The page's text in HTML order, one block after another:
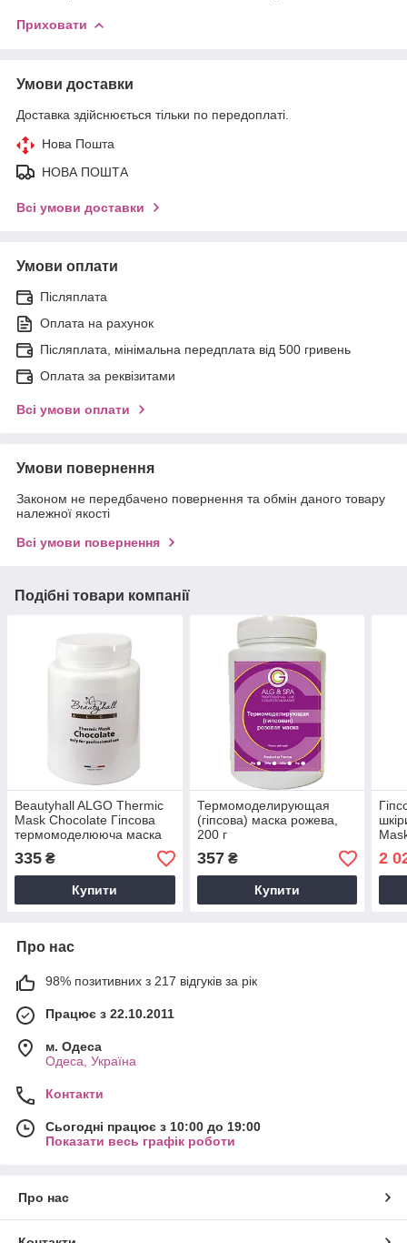
Приховати
Умови доставки
Доставка здійснюється тільки по передоплаті.
Нова Пошта
НОВА ПОШТА
Всі умови доставки
Умови оплати
Післяплата
Оплата на рахунок
Післяплата, мінімальна передплата від 500 гривень
Оплата за реквізитами
Всі умови оплати
Умови повернення
Законом не передбачено повернення та обмін даного товару
належної якості
Всі умови повернення
Подібні товари компанії
Beautyhall ALGO Thermic
Mask Chocolate Гіпсова
термомоделююча маска
"Шоколад", 200 г
335 ₴
Купити
Термомоделирующая
(гіпсова) маска рожева,
200 г
357₴
Купити
2
Про нас
98% позитивних з 217 відгуків за рік
Працює з 22.10.2011
м. Одеса
Одеса, Україна
Контакти
Сьогодні працює з 10:00 до 19:00
Показати весь графік роботи
Про нас